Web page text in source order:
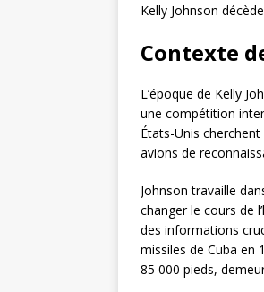
Kelly Johnson
Contexte
L’époque de Kelly
une compétition
États-Unis
avions de
Johnson travaille
changer le cours de
des informations
missiles de Cuba en
85 000 pieds,